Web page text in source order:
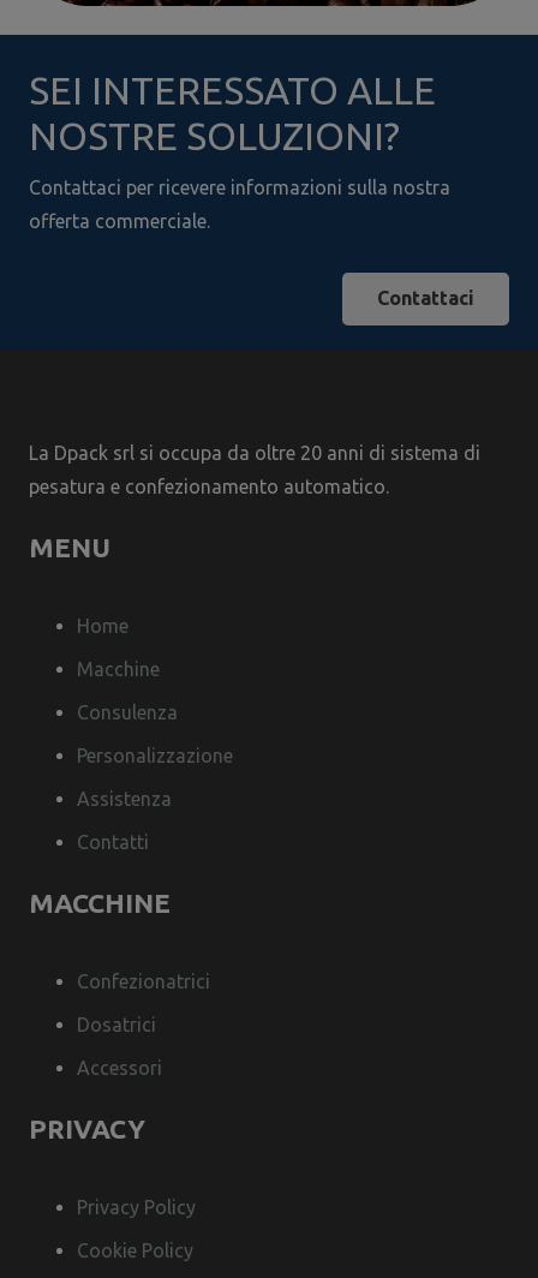
SEI INTERESSATO ALLE
NOSTRE SOLUZIONI?
Contattaci per ricevere informazioni sulla nostra
offerta commerciale.
Contattaci
La Dpack srl si occupa da oltre 20 anni di sistema di
pesatura e confezionamento automatico.
MENU
Home
Macchine
Consulenza
Personalizzazione
Assistenza
Contatti
MACCHINE
Confezionatrici
Dosatrici
Accessori
PRIVACY
Privacy Policy
Cookie Policy